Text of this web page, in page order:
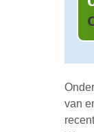
van